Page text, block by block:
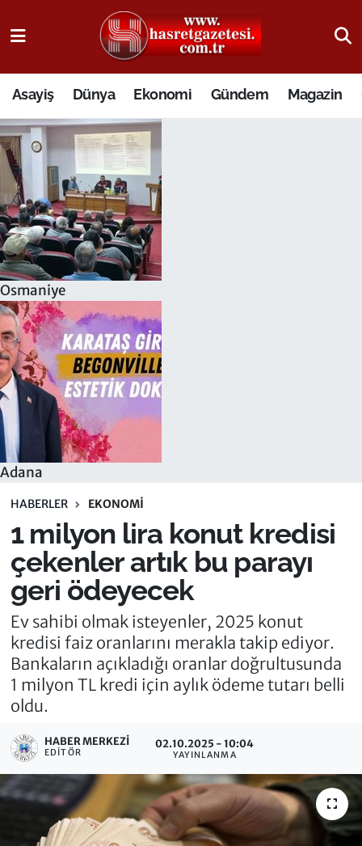
Asayiş Dünya Ekonomi Gündem Magazin
Osmaniye
Adana
HABERLER EKONOMI
1 milyon lira konut kredisi
çekenler artık bu parayı
geri ödeyecek
Ev sahibi olmak isteyenler, 2025 konut
kredisi faiz oranlarını merakla takip ediyor.
Bankaların açıkladığı oranlar doğrultusunda
1 milyon TL kredi için aylık ödeme tutarı belli
oldu.
HABER MERKEZI
EDITÖR
02.10.2025 - 10:04
YAYINLANMA
Osmaniye Nöbetçi Eczaneler
Osmaniye Hava Durumu
Osmaniye Trafik Yoğunluk Haritası
Süper Lig Puan Durumu ve Fikstür
Tüm Manşetler
Son Dakika Haberleri
Haber Arşivi